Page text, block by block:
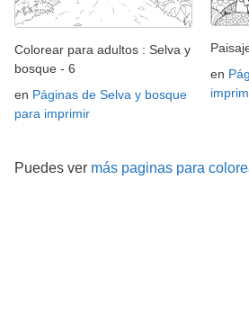
Colorear para adultos : Selva y
bosque - 6
en Páginas de Selva y bosque
para imprimir
en
Puedes ver más paginas para